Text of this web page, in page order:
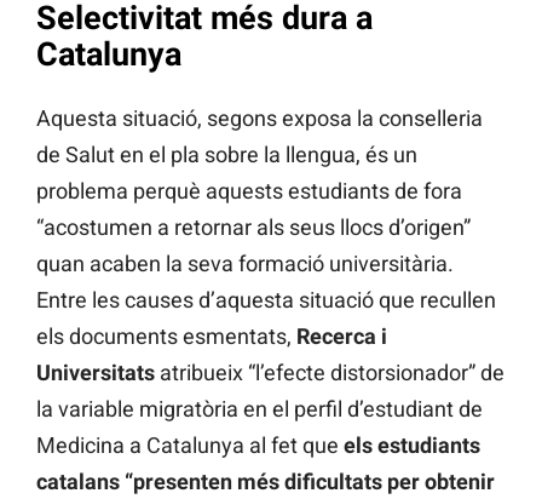
Selectivitat més dura a
Catalunya
Aquesta situació, segons exposa la conselleria
de Salut en el pla sobre la llengua, és un
problema perquè aquests estudiants de fora
“acostumen a retornar als seus llocs d’origen”
quan acaben la seva formació universitària.
Entre les causes d’aquesta situació que recullen
els documents esmentats, Recerca i
Universitats atribueix “l’efecte distorsionador” de
la variable migratòria en el perfil d’estudiant de
Medicina a Catalunya al fet que els estudiants
catalans “presenten més dificultats per obtenir